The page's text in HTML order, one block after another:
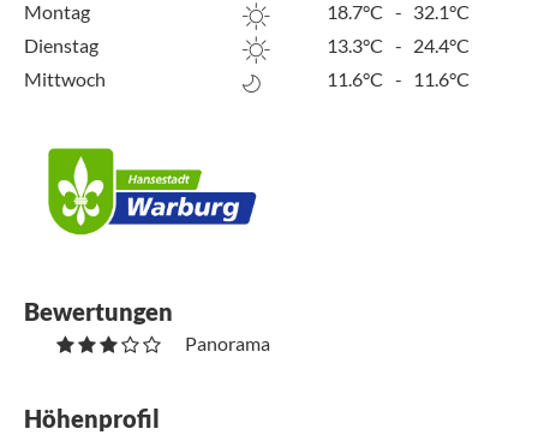
Montag 18.7°C - 32.1°C
Dienstag
13.3°C - 24.4°C
Mittwoch
11.6°C - 11.6°C
Bewertungen
Panorama
Höhenprofil